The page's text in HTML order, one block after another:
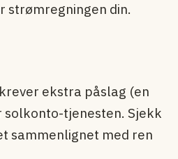
strømregningen din.
ekstra påslag (en
solkonto-tjenesten. Sjekk
sammenlignet med ren